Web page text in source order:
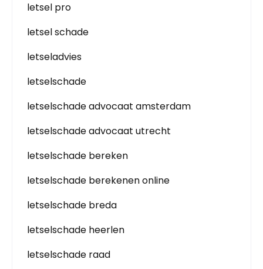
letsel pro
letsel schade
letseladvies
letselschade
letselschade advocaat amsterdam
letselschade advocaat utrecht
letselschade bereken
letselschade berekenen online
letselschade breda
letselschade heerlen
letselschade raad